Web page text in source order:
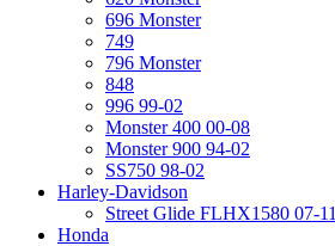
696 Monster
749
796 Monster
848
996 99-02
Monster 400 00-08
Monster 900 94-02
SS750 98-02
Harley-Davidson
Street Glide FLHX1580 07-11
Honda